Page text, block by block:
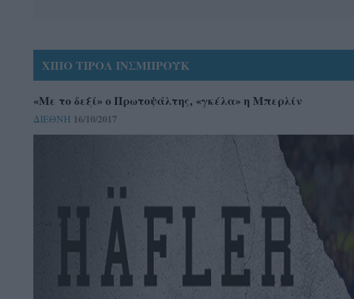
ΧΙΠΟ ΤΙΡΟΛ ΙΝΣΜΠΡΟΥΚ
«Με το δεξί» ο Πρωτοψάλτης, «γκέλα» η Μπερλίν
ΔΙΕΘΝΗ 16/10/2017